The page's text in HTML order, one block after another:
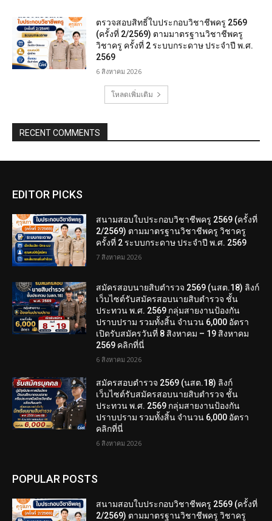
ตรวจสอบสิทธิ์ใบประกอบวิชาชีพครู 2569
(ครั้งที่ 2/2569) ตามมาตรฐานวิชาชีพครู
วิชาครู ครั้งที่ 2 ระบบกระดาษ ประจำปี พ.ศ.
2569
6 สิงหาคม 2026
โหลดเพิ่มเติม
RECENT COMMENTS
EDITOR PICKS
สนามสอบใบประกอบวิชาชีพครู 2569 (ครั้งที่
2/2569) ตามมาตรฐานวิชาชีพครู วิชาครู
ครั้งที่ 2 ระบบกระดาษ ประจำปี พ.ศ. 2569
7 สิงหาคม 2026
สมัครสอบนายสิบตำรวจ 2569 (นสต.18) ลิงก์
เว็บไซต์รับสมัครสอบนายสิบตำรวจ ชั้น
ประทวน พ.ศ. 2569 กลุ่มสายงานป้องกัน
ปราบปราม รวมทั้งสิ้น จำนวน 6,000 อัตรา
เปิดรับสมัครวันที่ 8 สิงหาคม – 19 สิงหาคม
2569 คลิกที่นี่
6 สิงหาคม 2026
สมัครสอบตํารวจ 2569 (นสต.18) ลิงก์
เว็บไซต์รับสมัครสอบนายสิบตำรวจ ชั้น
ประทวน พ.ศ. 2569 กลุ่มสายงานป้องกัน
ปราบปราม รวมทั้งสิ้น จำนวน 6,000 อัตรา
คลิกที่นี่
6 สิงหาคม 2026
POPULAR POSTS
สนามสอบใบประกอบวิชาชีพครู 2569 (ครั้งที่
2/2569) ตามมาตรฐานวิชาชีพครู วิชาครู